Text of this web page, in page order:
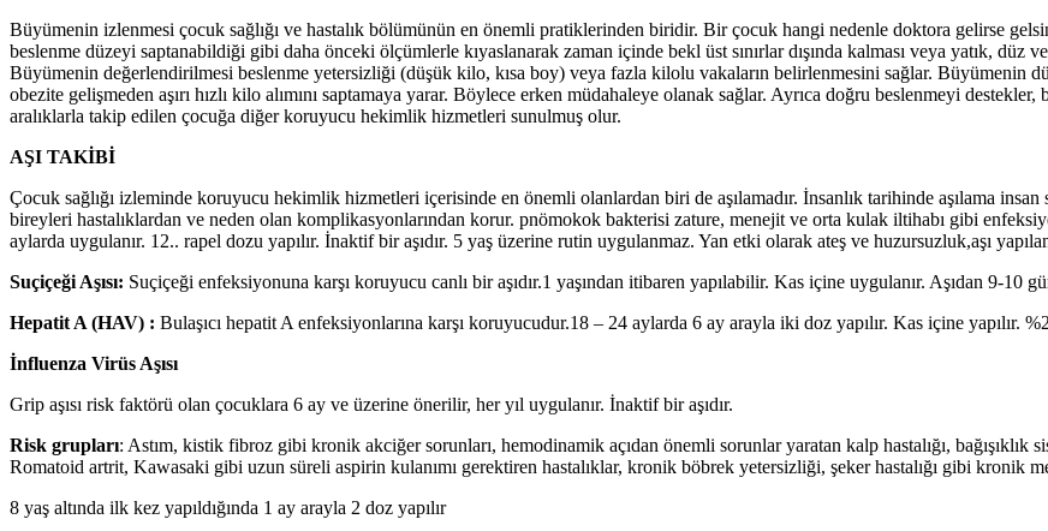
Büyümenin izlenmesi çocuk sağlığı ve hastalık bölümünün en önemli pratiklerinden biridir. Bir çocuk hangi nedenle doktora gelirse
beslenme düzeyi saptanabildiği gibi daha önceki ölçümlerle kıyaslanarak zaman içinde bekl üst sınırlar dışında kalması veya yatık,
Büyümenin değerlendirilmesi beslenme yetersizliği (düşük kilo, kısa boy) veya fazla kilolu vakaların belirlenmesini sağlar. Büyümenin
obezite gelişmeden aşırı hızlı kilo alımını saptamaya yarar. Böylece erken müdahaleye olanak sağlar. Ayrıca doğru beslenmeyi
aralıklarla takip edilen çocuğa diğer koruyucu hekimlik hizmetleri sunulmuş olur.
AŞI TAKİBİ
Çocuk sağlığı izleminde koruyucu hekimlik hizmetleri içerisinde en önemli olanlardan biri de aşılamadır. İnsanlık tarihinde aşılama
bireyleri hastalıklardan ve neden olan komplikasyonlarından korur. pnömokok bakterisi zature, menejit ve orta kulak iltihabı gibi
aylarda uygulanır. 12.. rapel dozu yapılır. İnaktif bir aşıdır. 5 yaş üzerine rutin uygulanmaz. Yan etki olarak ateş ve huzursuzluk,aşı
Suçiçeği Aşısı: Suçiçeği enfeksiyonuna karşı koruyucu canlı bir aşıdır.1 yaşından itibaren yapılabilir. Kas içine uygulanır. Aşıdan 9-10
Hepatit A (HAV) : Bulaşıcı hepatit A enfeksiyonlarına karşı koruyucudur.18 – 24 aylarda 6 ay arayla iki doz yapılır. Kas içine yapılır.
İnfluenza Virüs Aşısı
Grip aşısı risk faktörü olan çocuklara 6 ay ve üzerine önerilir, her yıl uygulanır. İnaktif bir aşıdır.
Risk grupları: Astım, kistik fibroz gibi kronik akciğer sorunları, hemodinamik açıdan önemli sorunlar yaratan kalp hastalığı,
Romatoid artrit, Kawasaki gibi uzun süreli aspirin kulanımı gerektiren hastalıklar, kronik böbrek yetersizliği, şeker hastalığı gibi kronik
8 yaş altında ilk kez yapıldığında 1 ay arayla 2 doz yapılır